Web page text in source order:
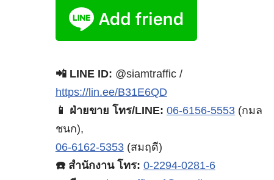
📲 LINE ID: @siamtraffic /
https://lin.ee/B31E6QD
📱 ฝ่ายขาย โทร/LINE: 06-6156-5553(กมล
ชนก),
06-6162-5353(สมฤดี)
☎️ สำนักงาน โทร: 0-2294-0281-6